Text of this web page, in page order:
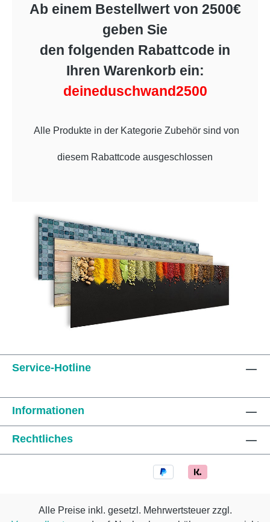
Ab einem Bestellwert von 2500€
geben Sie
den folgenden Rabattcode in
Ihren Warenkorb ein:
deineduschwand2500
Alle Produkte in der Kategorie Zubehör sind von
diesem Rabattcode ausgeschlossen
Service-Hotline
Informationen
Rechtliches
Alle Preise inkl. gesetzl. Mehrwertsteuer zzgl.